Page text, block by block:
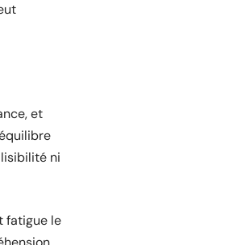
et
ni
fatigue le